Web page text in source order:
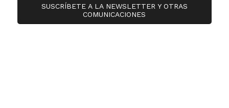
SUSCRÍBETE A LA NEWSLETTER Y OTRAS
COMUNICACIONES